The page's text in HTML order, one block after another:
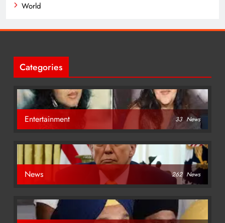
World
Categories
Entertainment 33 News
News 262 News